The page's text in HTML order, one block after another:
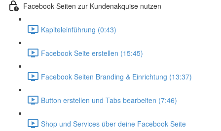
Facebook Seiten zur Kundenakquise nutzen
Kapiteleinführung (0:43)
Facebook Seite erstellen (15:45)
Facebook Seiten Branding & Einrichtung (13:37)
Button erstellen und Tabs bearbeiten (7:46)
Shop und Services über deine Facebook Seite